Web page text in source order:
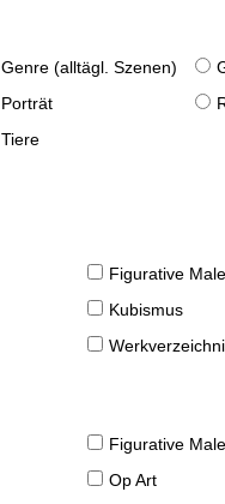
Genre (alltägl. Szenen)
Porträt
Tiere
Figurative
Kubismus
Figurative
Op Art